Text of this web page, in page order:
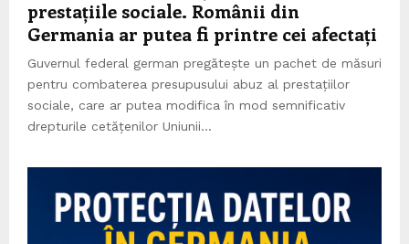
prestațiile sociale. Românii din
Germania ar putea fi printre cei afectați
Guvernul federal german pregătește un pachet de măsuri
pentru combaterea presupusului abuz al prestațiilor
sociale, care ar putea modifica în mod semnificativ
drepturile cetățenilor Uniunii...